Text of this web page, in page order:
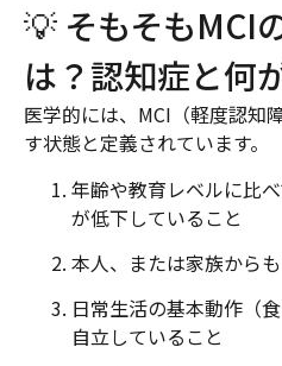
💡 そもそもMCI
は？認知症と何
医学的には、MCI（軽度認知
す状態と定義されています。
年齢や教育レベルに比
が低下していること
本人、または家族から
日常生活の基本動作（
自立していること